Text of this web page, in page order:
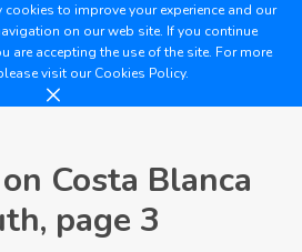
to improve your experience and our
on our web site. If you continue
are accepting the use of the site. For more
visit ourCookies Policy.
Costa Blanca
page 3